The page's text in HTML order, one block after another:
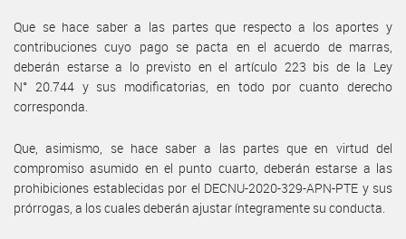
Que se hace saber a las partes que respecto a los aportes y
contribuciones cuyo pago se pacta en el acuerdo de marras,
deberán estarse a lo previsto en el artículo 223 bis de la Ley
N° 20.744 y sus modificatorias, en todo por cuanto derecho
corresponda.
Que, asimismo, se hace saber a las partes que en virtud del
compromiso asumido en el punto cuarto, deberán estarse a las
prohibiciones establecidas por el DECNU-2020-329-APN-PTE y sus
prórrogas, a los cuales deberán ajustar íntegramente su conducta.